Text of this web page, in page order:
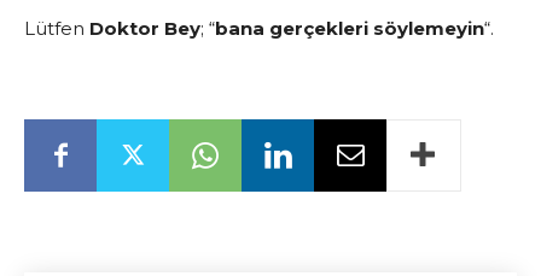
Lütfen Doktor Bey; “bana gerçekleri söylemeyin“.